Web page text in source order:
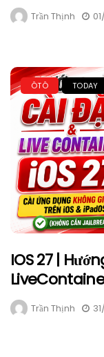
Trần Thịnh
ÔTÔ TODAY
IOS 27 |
Trần Thịnh